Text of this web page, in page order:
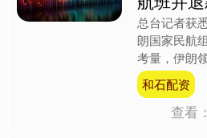
总台记者获
朗国家民航
考量，伊朗
关闭，封锁
方严正提醒
和石配资
查看：